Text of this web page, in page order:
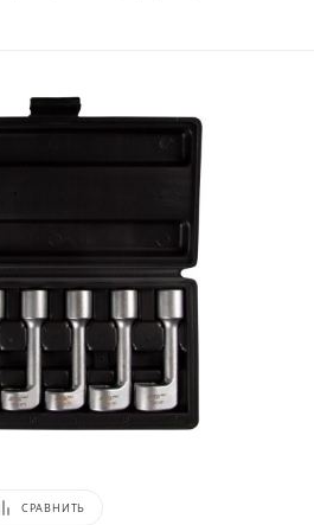
СРАВНИТЬ